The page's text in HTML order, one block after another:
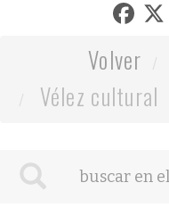
Volver
Vélez cultural